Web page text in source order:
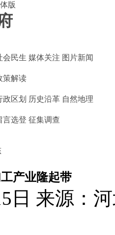
版
会民生 媒体关注 图片新闻
策解读
政区划 历史沿革 自然地理
言选登 征集调查
产业隆起带
日 来源：